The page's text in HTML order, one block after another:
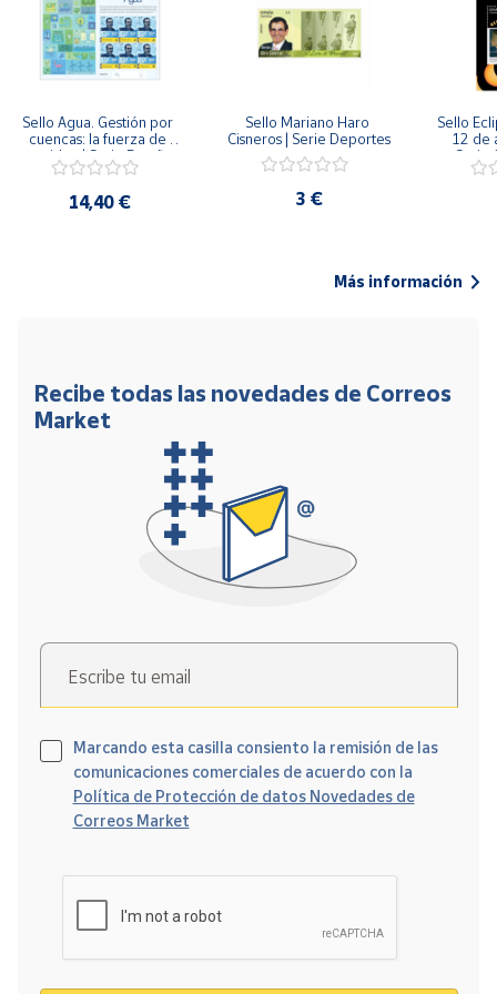
Sello Agua. Gestión por
cuencas: la fuerza de
una idea.| Serie España
ES| Pliego Premium
14,40 €
Sello Mariano Haro
Cisneros | Serie Deportes
3 €
Sello
12 de
Serie
Más información
Recibe todas las novedades de Correos
Market
Escribe tu email
Marcando esta casilla consiento la remisión de las
comunicaciones comerciales de acuerdo con la
Política de Protección de datos Novedades de
Correos Market